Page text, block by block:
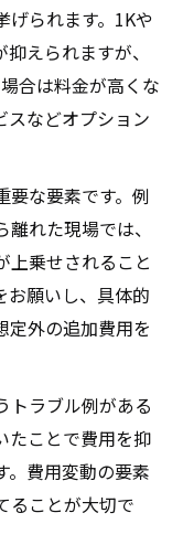
げられます。1Kや
えられますが、
合は料金が高くな
スなどオプション
要な要素です。例
れた現場では、
上乗せされること
お願いし、具体的
定外の追加費用を
トラブル例がある
たことで費用を抑
。費用変動の要素
ることが大切で